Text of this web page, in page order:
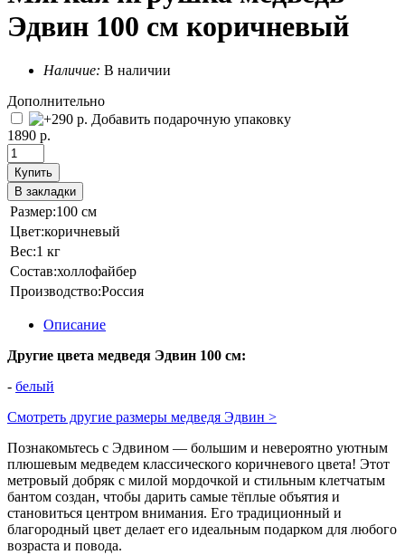
Эдвин 100 см коричневый
Наличие: В наличии
Дополнительно
Добавить подарочную упаковку
1890 р.
Купить
В закладки
Размер:100 см
Цвет:коричневый
Вес:1 кг
Состав:холлофайбер
Производство:Россия
Описание
Другие цвета медведя Эдвин 100 см:
- белый
Смотреть другие размеры медведя Эдвин >
Познакомьтесь с Эдвином — большим и невероятно уютным
плюшевым медведем классического коричневого цвета! Этот
метровый добряк с милой мордочкой и стильным клетчатым
бантом создан, чтобы дарить самые тёплые объятия и
становиться центром внимания. Его традиционный и
благородный цвет делает его идеальным подарком для любого
возраста и повода.